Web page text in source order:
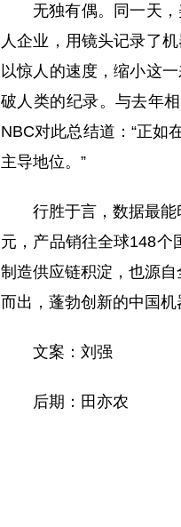
无独有偶。同一天
人企业，用镜头记录了
以惊人的速度，缩小这
破人类的纪录。与去年
NBC对此总结道：“正如
主导地位。”
行胜于言，数据最
元，产品销往全球148个
制造供应链积淀，也源
而出，蓬勃创新的中国
文案：刘强
后期：田亦农